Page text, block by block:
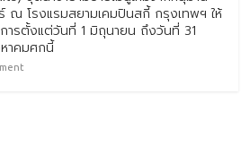
ณ โรงแรมสยามเคมปินสกี้ กรุงเทพฯ ให้
ารตั้งแต่วันที่ 1 มิถุนายน ถึงวันที่ 31
าคมศกนี้